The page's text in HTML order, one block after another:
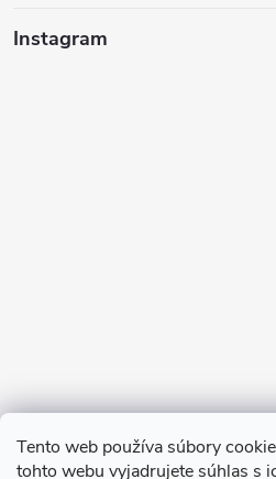
Tento web používa súbory
tohto webu vyjadrujete súhlas s
Instagram
Sledovať na Instagrame